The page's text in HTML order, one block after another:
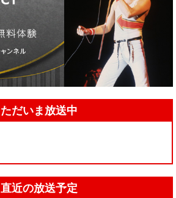
ただいま放送中
直近の放送予定